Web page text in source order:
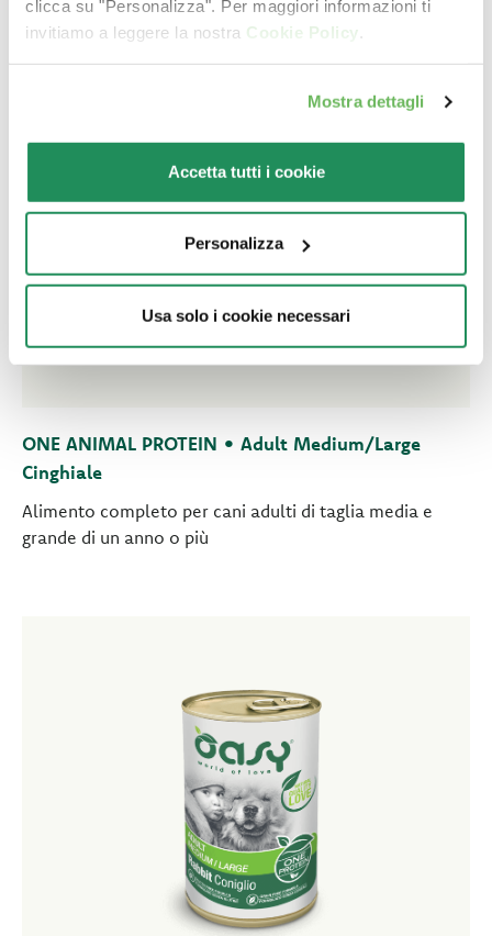
clicca su "Personalizza". Per maggiori informazioni ti
invitiamo a leggere la nostra Cookie Policy.
Mostra dettagli
Accetta tutti i cookie
Personalizza
Usa solo i cookie necessari
ONE ANIMAL PROTEIN • Adult Medium/Large
Cinghiale
Alimento completo per cani adulti di taglia media e
grande di un anno o più